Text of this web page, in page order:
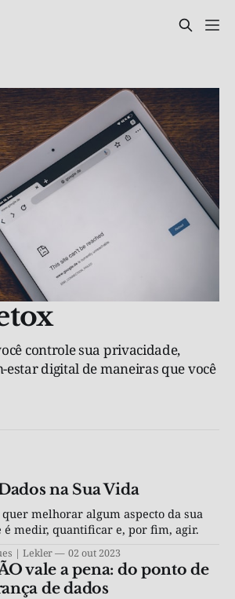
controle sua privacidade,
estar digital de maneiras que você
na Sua Vida
melhorar algum aspecto da sua
é medir, quantificar e, por fim, agir.
| Lekler 02 out 2023
vale a pena: do ponto de
de dados